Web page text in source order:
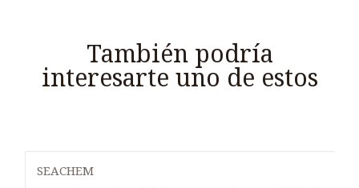
También podría
interesarte uno de estos
SEACHEM